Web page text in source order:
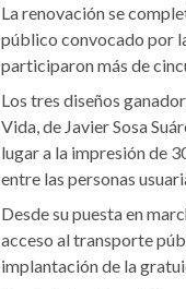
La renovación se
público convocado por
participaron más de
Los tres diseños
Vida, de Javier Sosa
lugar a la impresión de
entre las personas
Desde su puesta en
acceso al transporte
implantación de la